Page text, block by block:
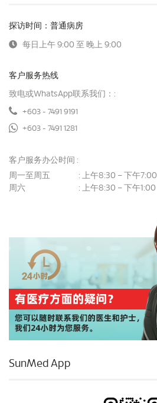
探访时间：普通病房
每日上午 9:00 至 晚上 9:00
客户服务热线
致电或WhatsApp联系我们：:
+603 - 7491 9191
+603 - 7491 1281
客户服务办公时间 :
周一至周五
: 上午8:30 – 下午7:00
周六
: 上午8:30 – 下午1:00
SunMed App